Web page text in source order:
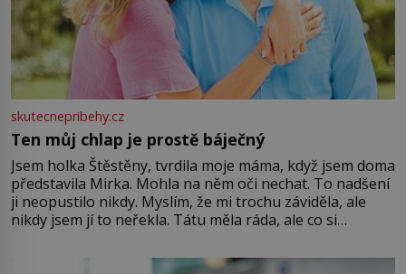
skutecnepribehy.cz
Ten můj chlap je prostě báječný
Jsem holka Štěstěny, tvrdila moje máma, když jsem doma
představila Mirka. Mohla na něm oči nechat. To nadšení
ji neopustilo nikdy. Myslím, že mi trochu záviděla, ale
nikdy jsem jí to neřekla. Tátu měla ráda, ale co si
Jsme spolu moc rádi Tehdy byla jiná doba, když